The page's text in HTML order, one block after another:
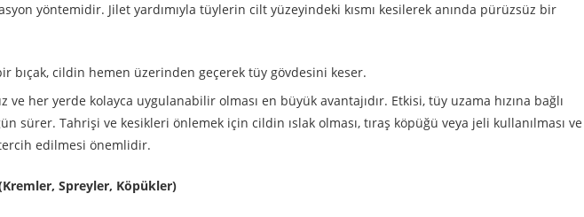
yöntemidir. Jilet yardımıyla tüylerin cilt yüzeyindeki kısmı kesilerek anında pürüzsüz bir
bıçak, cildin hemen üzerinden geçerek tüy gövdesini keser.
ve her yerde kolayca uygulanabilir olması en büyük avantajıdır. Etkisi, tüy uzama hızına bağlı
sürer. Tahrişi ve kesikleri önlemek için cildin ıslak olması, tıraş köpüğü veya jeli kullanılması ve
edilmesi önemlidir.
Spreyler, Köpükler)